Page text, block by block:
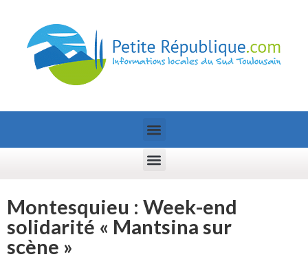
Montesquieu : Week-end
solidarité « Mantsina sur
scène »